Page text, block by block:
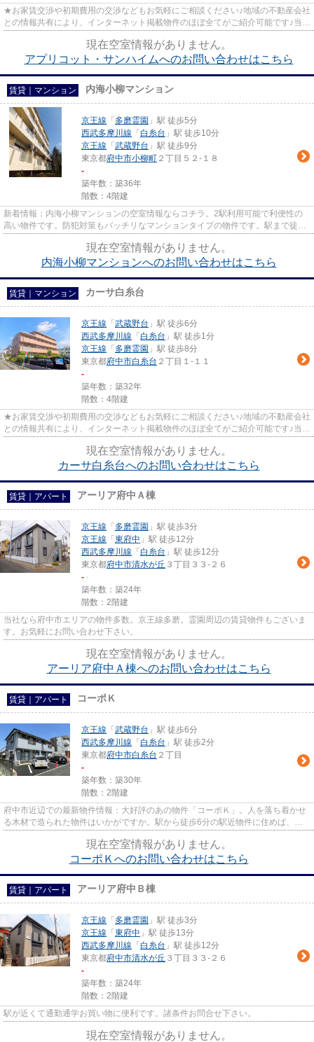
★お家賃交渉や初期費用の交渉などもお気軽にご相談ください♪地域の不動産会社
との情報共有により、インターネット掲載物件のほぼ全てがご紹介可能です♪当店
現在空室情報がありません。
アプリコット・サンハイムへのお問い合わせはこちら
賃貸｜マンション 内海小柳マンション
京王線 「 多磨霊園 」駅 徒歩5分
西武多摩川線 「 白糸台 」駅 徒歩10分
京王線 「 武蔵野台 」駅 徒歩9分
東京都府中市小柳町 ２丁目５２-１８
-
築年数：築36年
階数：4階建
新着情報：内海小柳マンションの空室情報ならコチラ。2駅利用可能で利便性の
高い物件です。防犯対策もバッチリなマンションタイプの物件です。駅まで徒歩
現在空室情報がありません。
内海小柳マンションへのお問い合わせはこちら
賃貸｜マンション カーサ白糸台
京王線 「 武蔵野台 」駅 徒歩6分
西武多摩川線 「 白糸台 」駅 徒歩1分
京王線 「 多磨霊園 」駅 徒歩8分
東京都府中市白糸台 ２丁目１-１１
-
築年数：築32年
階数：4階建
★お家賃交渉や初期費用の交渉などもお気軽にご相談ください♪地域の不動産会社
との情報共有により、インターネット掲載物件のほぼ全てがご紹介可能です♪当店
現在空室情報がありません。
カーサ白糸台へのお問い合わせはこちら
賃貸｜アパート アーリア府中Ａ棟
京王線 「 多磨霊園 」駅 徒歩3分
京王線 「 東府中 」駅 徒歩12分
西武多摩川線 「 白糸台 」駅 徒歩12分
東京都府中市清水が丘 ３丁目３３-２６
-
築年数：築24年
階数：2階建
当社なら府中市エリアの物件多数。京王線多磨。霊園周辺の賃貸物件もございま
す。お気軽にお問い合わせ下さい。
現在空室情報がありません。
アーリア府中Ａ棟へのお問い合わせはこちら
賃貸｜アパート コーポＫ
京王線 「 武蔵野台 」駅 徒歩6分
西武多摩川線 「 白糸台 」駅 徒歩2分
東京都府中市白糸台 ２丁目
-
築年数：築30年
階数：2階建
府中市近辺での最新物件情報：大好評のあの物件「コーポＫ」。人を落ち着かせ
る木材で造られた物件はいかがですか。駅から徒歩6分の駅近物件に住めば、通
現在空室情報がありません。
コーポＫへのお問い合わせはこちら
賃貸｜アパート アーリア府中Ｂ棟
京王線 「 多磨霊園 」駅 徒歩3分
京王線 「 東府中 」駅 徒歩13分
西武多摩川線 「 白糸台 」駅 徒歩12分
東京都府中市清水が丘 ３丁目３３-２６
-
築年数：築24年
階数：2階建
駅が近くて通勤通学お買い物に便利です。諸条件お問合せ下さい。
現在空室情報がありません。